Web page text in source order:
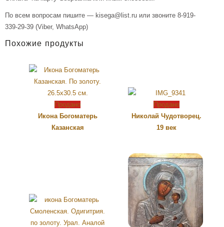
По всем вопросам пишите — kisega@list.ru или звоните 8-919-
339-29-39 (Viber, WhatsApp)
Похожие продукты
Продано
Икона Богоматерь
Казанская
Продано
Николай Чудотворец.
19 век